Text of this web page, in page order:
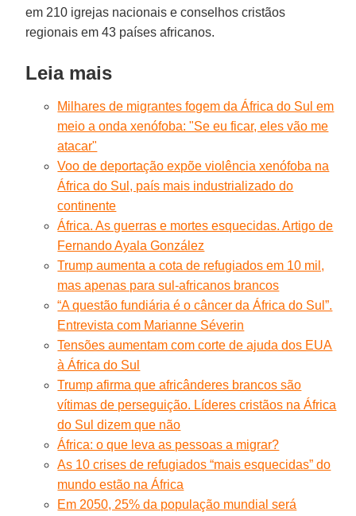
em 210 igrejas nacionais e conselhos cristãos
regionais em 43 países africanos.
Leia mais
Milhares de migrantes fogem da África do Sul em
meio a onda xenófoba: "Se eu ficar, eles vão me
atacar"
Voo de deportação expõe violência xenófoba na
África do Sul, país mais industrializado do
continente
África. As guerras e mortes esquecidas. Artigo de
Fernando Ayala González
Trump aumenta a cota de refugiados em 10 mil,
mas apenas para sul-africanos brancos
“A questão fundiária é o câncer da África do Sul”.
Entrevista com Marianne Séverin
Tensões aumentam com corte de ajuda dos EUA
à África do Sul
Trump afirma que africânderes brancos são
vítimas de perseguição. Líderes cristãos na África
do Sul dizem que não
África: o que leva as pessoas a migrar?
As 10 crises de refugiados “mais esquecidas” do
mundo estão na África
Em 2050, 25% da população mundial será